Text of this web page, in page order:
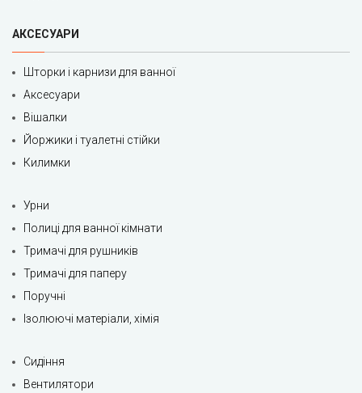
АКСЕСУАРИ
Шторки і карнизи для ванної
Аксесуари
Вішалки
Йоржики і туалетні стійки
Килимки
Урни
Полиці для ванної кімнати
Тримачі для рушників
Тримачі для паперу
Поручні
Ізолюючі матеріали, хімія
Сидіння
Вентилятори